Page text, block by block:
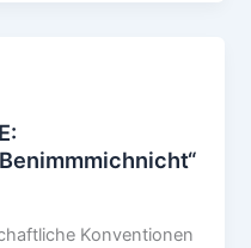
Konventionen